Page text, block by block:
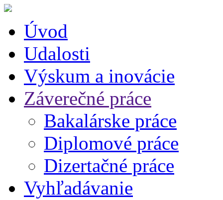
Úvod
Udalosti
Výskum a inovácie
Záverečné práce
Bakalárske práce
Diplomové práce
Dizertačné práce
Vyhľadávanie